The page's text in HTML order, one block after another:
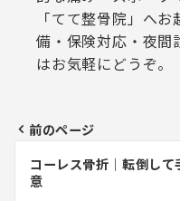
「てて整骨院」へ
備・保険対応・夜間
はお気軽にどうぞ。
投
稿
前のページ
コーレス骨折｜転倒し
意